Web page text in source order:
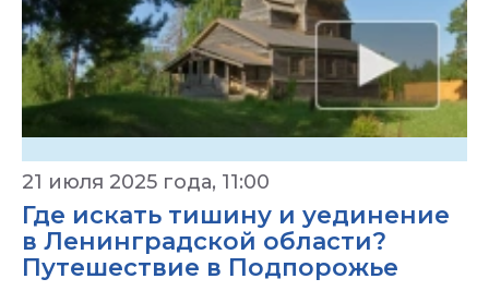
21 июля 2025 года, 11:00
Где искать тишину и уединение
в Ленинградской области?
Путешествие в Подпорожье